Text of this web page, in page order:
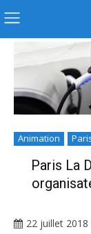
Animation
Paris La
22 juillet 2018